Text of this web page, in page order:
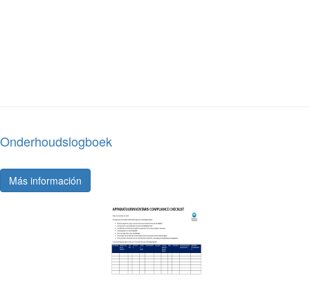
Onderhoudslogboek
Más información